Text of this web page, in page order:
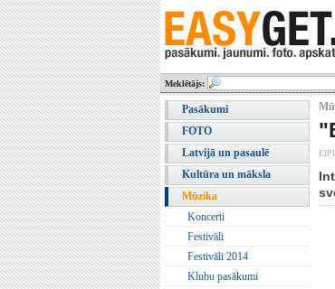
Meklētājs:
Pasākumi
FOTO
Latvijā un pasaulē
Kultūra un māksla
Mūzika
Koncerti
Festivāli
Festivāli 2014
Klubu pasākumi